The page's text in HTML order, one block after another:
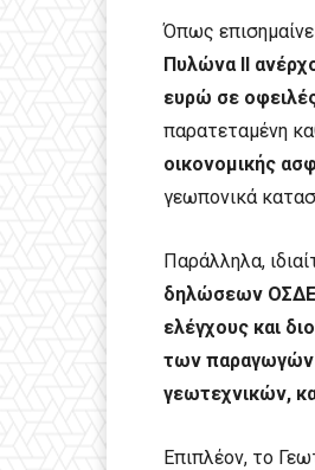
Όπως
Πυλώνα ΙΙ
ευρώ σε
παρατεταμένη
οικονομικής
γεωπονικά
Παράλληλα,
δηλώσεων
ελέγχους και
των παραγωγών
γεωτεχνικών,
Επιπλέον, το